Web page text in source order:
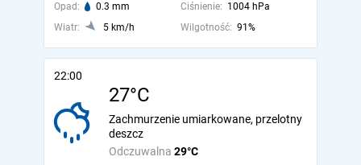
Opad: 0.3 mm Ciśnienie: 1004 hPa
Wiatr:
5 km/h Wilgotność: 91%
22:00
27°C
Odczuwalna 29°C
Zachmurzenie umiarkowane, przelotny
deszcz